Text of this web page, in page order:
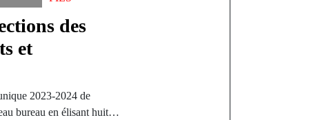
des
et
2023-2024 de
bureau en élisant huit…